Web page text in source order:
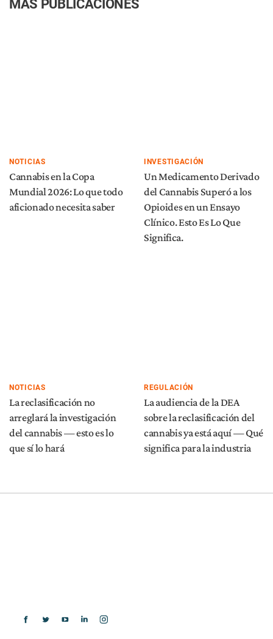
MÁS PUBLICACIONES
NOTICIAS
Cannabis en la Copa
Mundial 2026: Lo que todo
aficionado necesita saber
INVESTIGACIÓN
Un Medicamento Derivado
del Cannabis Superó a los
Opioides en un Ensayo
Clínico. Esto Es Lo Que
Significa.
NOTICIAS
La reclasificación no
arreglará la investigación
del cannabis — esto es lo
que sí lo hará
REGULACIÓN
La audiencia de la DEA
sobre la reclasificación del
cannabis ya está aquí — Qué
significa para la industria